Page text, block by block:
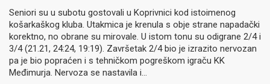
Seniori su u subotu gostovali u Koprivnici kod istoimenog
košarkaškog kluba. Utakmica je krenula s obje strane napadački
korektno, no obrane su mirovale. U istom tonu su odigrane 2/4 i
3/4 (21.21, 24:24, 19:19). Završetak 2/4 bio je izrazito nervozan
pa je bio popraćen i s tehničkom pogreškom igraču KK
Međimurja. Nervoza se nastavila i…